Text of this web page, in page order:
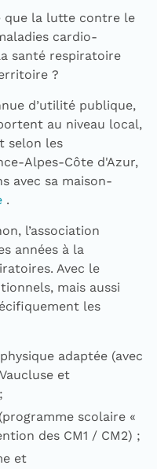
que la lutte contre le
cardio-
santé respiratoire
?
d’utilité publique,
au niveau local,
selon les
Alpes-Côte d'Azur,
avec sa maison-
.
l’association
années à la
Avec le
mais aussi
les
adaptée (avec
et
scolaire «
des CM1 / CM2) ;
et